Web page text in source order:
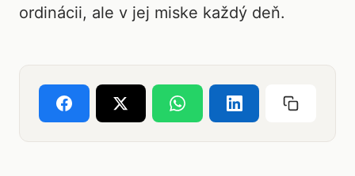
ordinácii, ale v jej miske každý deň.